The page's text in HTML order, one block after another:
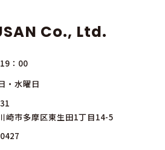
Co., Ltd.
：00
・水曜日
崎市多摩区東生田1丁目14-5